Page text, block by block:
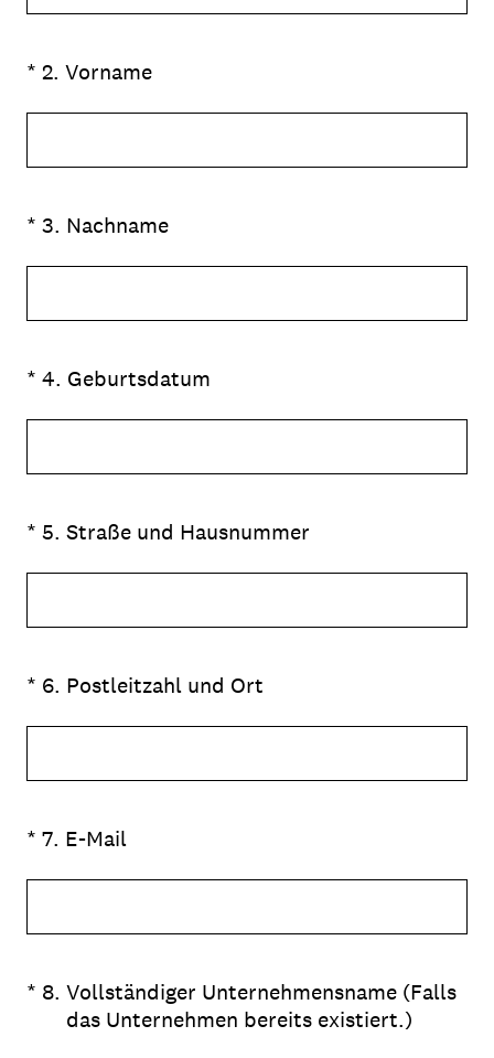
* 2. Vorname
(Erforderlich.)
* 3. Nachname
(Erforderlich.)
* 4. Geburtsdatum
(Erforderlich.)
* 5. Straße und Hausnummer
(Erforderlich.)
* 6. Postleitzahl und Ort
(Erforderlich.)
* 7. E-Mail
(Erforderlich.)
* 8. Vollständiger Unternehmensname (Falls
das Unternehmen bereits existiert.)
(Erforderlich.)